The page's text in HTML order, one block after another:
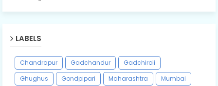
LABELS
Chandrapur Gadchandur
Gadchiroli
Ghughus
Gondpipari Maharashtra
Mumbai